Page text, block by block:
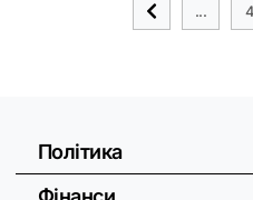
... 4
Політика